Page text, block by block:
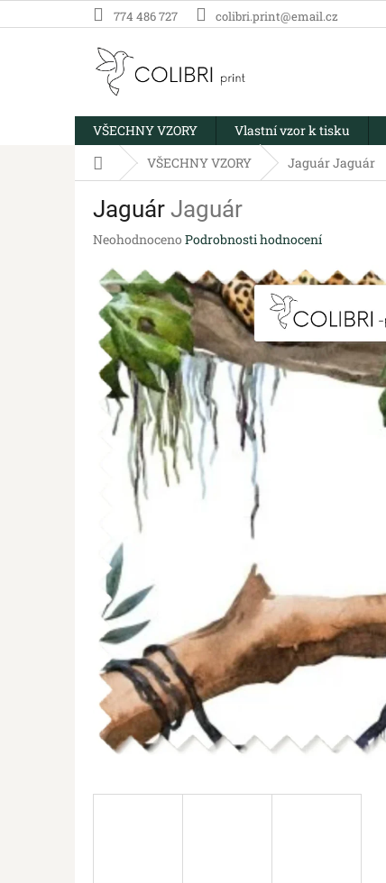
na
774 486 727 colibri.print@email.cz
VŠECHNY VZORY Vlastní vzor k tisku
Domů VŠECHNY VZORY JaguárJaguár
Jaguár Jaguár
Průměrné
produktu
je
0,0
5
hvězdiček.
Neohodnoceno Podrobnosti hodnocení